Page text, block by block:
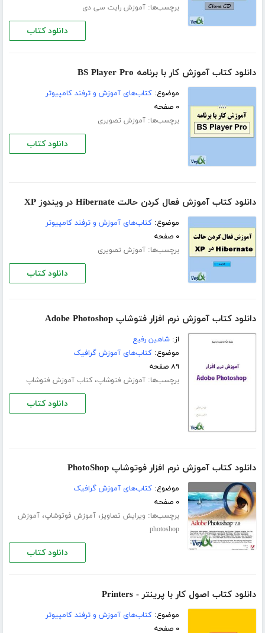
برچسب‌ها:آموزش رایت سی دی
دانلود کتاب
دانلود کتاب آموزش کار با برنامه BS Player Pro
موضوع:کتاب‌های آموزش و ترفند کامپیوتر
۰ صفحه
برچسب‌ها:آموزش تصویری
دانلود کتاب
دانلود کتاب آموزش فعال کردن حالت Hibernate در ویندوز XP
موضوع:کتاب‌های آموزش و ترفند کامپیوتر
۰ صفحه
برچسب‌ها:آموزش تصویری
دانلود کتاب
دانلود کتاب آموزش نرم افزار فتوشاپ Adobe Photoshop
از:شاهین رفیع
موضوع:کتاب‌های آموزش گرافیک
۸۹ صفحه
برچسب‌ها:آموزش فتوشاپ،کتاب آموزش فتوشاپ
دانلود کتاب
دانلود کتاب آموزش نرم افزار فوتوشاپ PhotoShop
موضوع:کتاب‌های آموزش گرافیک
۰ صفحه
برچسب‌ها: ویرایش تصاویز،آموزش فوتوشاپ،آموزش
photoshop
دانلود کتاب
دانلود کتاب اصول کار با پرینتر - Printers
موضوع:کتاب‌های آموزش و ترفند کامپیوتر
۰ صفحه